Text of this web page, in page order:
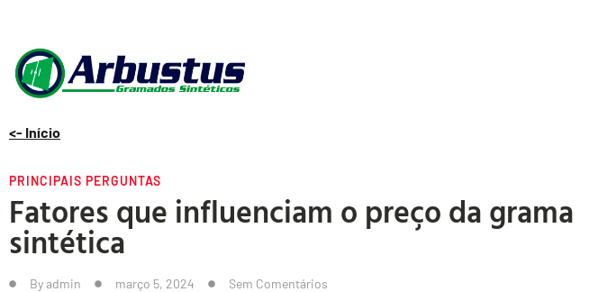
<- Início
PRINCIPAIS PERGUNTAS
Fatores que influenciam o preço da grama
sintética
Byadmin março 5, 2024 Sem Comentários